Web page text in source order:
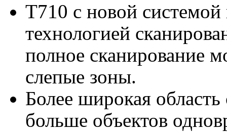
T710 с новой
технологией
полное сканирование
слепые зоны.
Более широкая
больше объектов